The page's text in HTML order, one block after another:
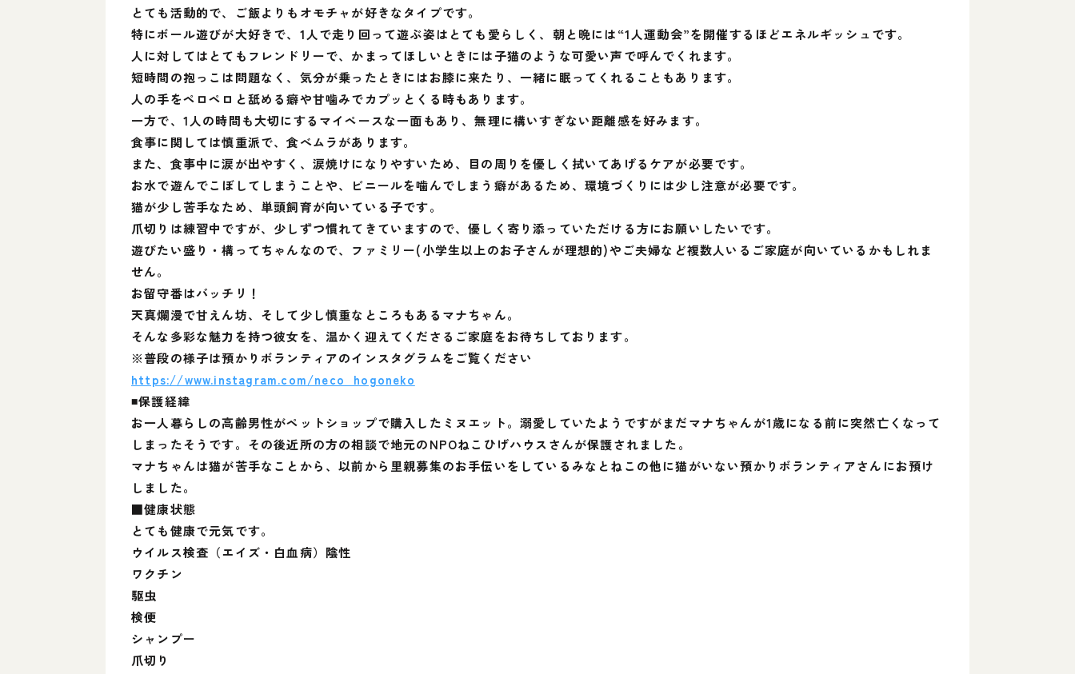
とても活動的で、ご飯よりもオモチャが好きなタイプです。
特にボール遊びが大好きで、1人で走り回って遊ぶ姿はとても愛らしく、朝と晩には“1人運動会”を開催するほどエネルギッシュです。
人に対してはとてもフレンドリーで、かまってほしいときには子猫のような可愛い声で呼んでくれます。
短時間の抱っこは問題なく、気分が乗ったときにはお膝に来たり、一緒に眠ってくれることもあります。
人の手をペロペロと舐める癖や甘噛みでカプッとくる時もあります。
一方で、1人の時間も大切にするマイペースな一面もあり、無理に構いすぎない距離感を好みます。
食事に関しては慎重派で、食べムラがあります。
また、食事中に涙が出やすく、涙焼けになりやすいため、目の周りを優しく拭いてあげるケアが必要です。
お水で遊んでこぼしてしまうことや、ビニールを噛んでしまう癖があるため、環境づくりには少し注意が必要です。
猫が少し苦手なため、単頭飼育が向いている子です。
爪切りは練習中ですが、少しずつ慣れてきていますので、優しく寄り添っていただける方にお願いしたいです。
遊びたい盛り・構ってちゃんなので、ファミリー(小学生以上のお子さんが理想的)やご夫婦など複数人いるご家庭が向いているかもしれま
せん。
お留守番はバッチリ！
天真爛漫で甘えん坊、そして少し慎重なところもあるマナちゃん。
そんな多彩な魅力を持つ彼女を、温かく迎えてくださるご家庭をお待ちしております。
※普段の様子は預かりボランティアのインスタグラムをご覧ください
https://www.instagram.com/neco_hogoneko
◾️保護経緯
お一人暮らしの高齢男性がペットショップで購入したミヌエット。溺愛していたようですがまだマナちゃんが1歳になる前に突然亡くなって
しまったそうです。その後近所の方の相談で地元のNPOねこひげハウスさんが保護されました。
マナちゃんは猫が苦手なことから、以前から里親募集のお手伝いをしているみなとねこの他に猫がいない預かりボランティアさんにお預け
しました。
■健康状態
とても健康で元気です。
ウイルス検査（エイズ・白血病）陰性
ワクチン
駆虫
検便
シャンプー
爪切り